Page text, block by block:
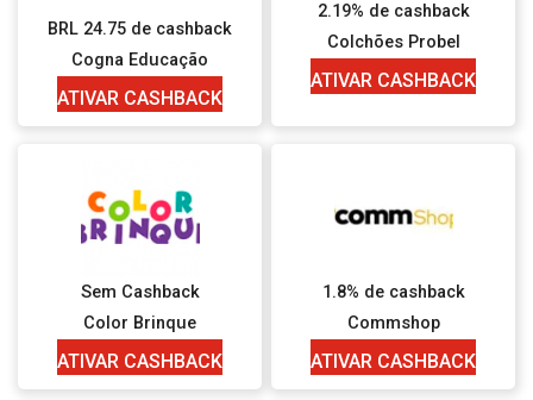
BRL 24.75 de cashback
Cogna Educação
ATIVAR CASHBACK
2.19% de cashback
Colchões Probel
ATIVAR CASHBACK
Sem Cashback
Color Brinque
ATIVAR CASHBACK
1.8% de cashback
Commshop
ATIVAR CASHBACK